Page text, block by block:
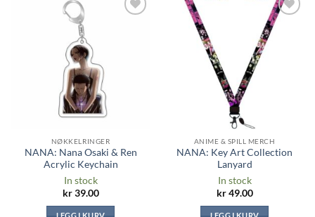
NØKKELRINGER
NANA: Nana Osaki & Ren
Acrylic Keychain
In stock
kr39.00
Legg til i
ønskeliste
ANIME & SPILL MERCH
NANA: Key Art Collection
Lanyard
In stock
kr49.00